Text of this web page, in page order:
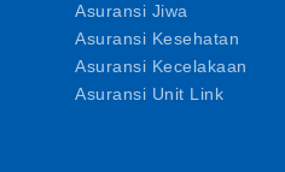
Asuransi Jiwa
Asuransi Kesehatan
Asuransi Kecelakaan
Asuransi Unit Link